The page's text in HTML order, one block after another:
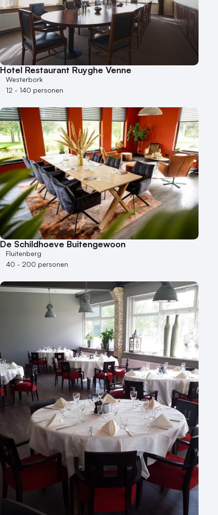
100 - 250 personen
250 - 500 personen
500+ personen
Bijzondere locaties
Buitenlocatie
Duurzame locatie
Heisessie
Hotel
Hybride events
Industriële locatie
Kasteel en landgoed
Kleine / intieme locatie
Locaties aan zee
Museum
Theater
Varende locatie
Hotel Restaurant Ruyghe Venne
Westerbork
12 - 140 personen
De Schildhoeve Buitengewoon
Fluitenberg
40 - 200 personen